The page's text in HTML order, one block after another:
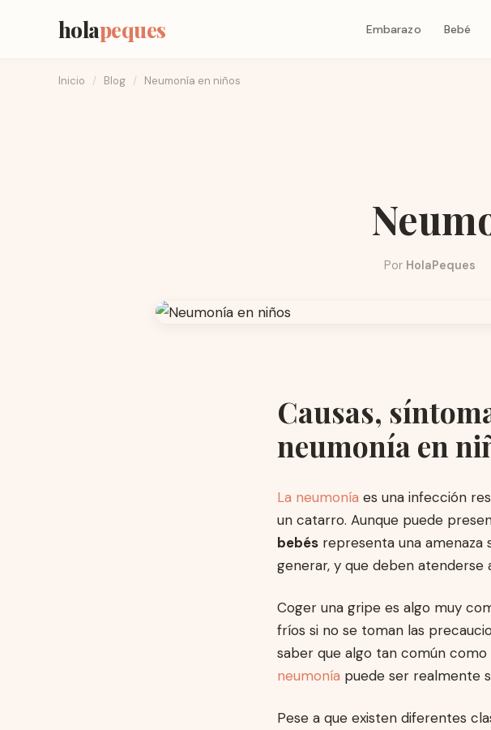
holapeques Embarazo Bebé
Inicio / Blog / Neumonía en niños
Por HolaPeques
Causas,
neumonía en
La neumonía es una infección
un catarro. Aunque puede
bebés representa una amenaza
generar, y que deben atenderse
Coger una gripe es algo muy
fríos si no se toman las
saber que algo tan común
neumonía puede ser realmente
Pese a que existen diferentes